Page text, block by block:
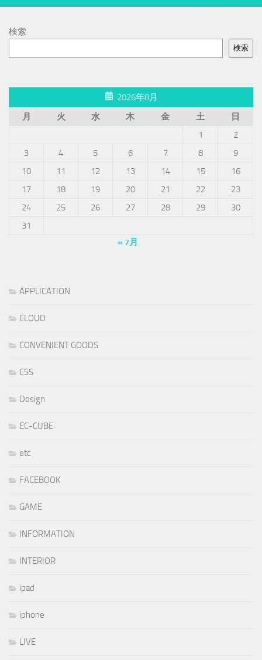
検索
検索
2026年8月
月
火 水 木 金 土
日
1
2
3
4 5 6 7 8
9
10
11 12 13 14 15
16
17
18 19 20 21 22
23
24
25 26 27 28 29
30
31
« 7月
APPLICATION
CLOUD
CONVENIENT GOODS
CSS
Design
EC-CUBE
etc
FACEBOOK
GAME
INFORMATION
INTERIOR
ipad
iphone
LIVE